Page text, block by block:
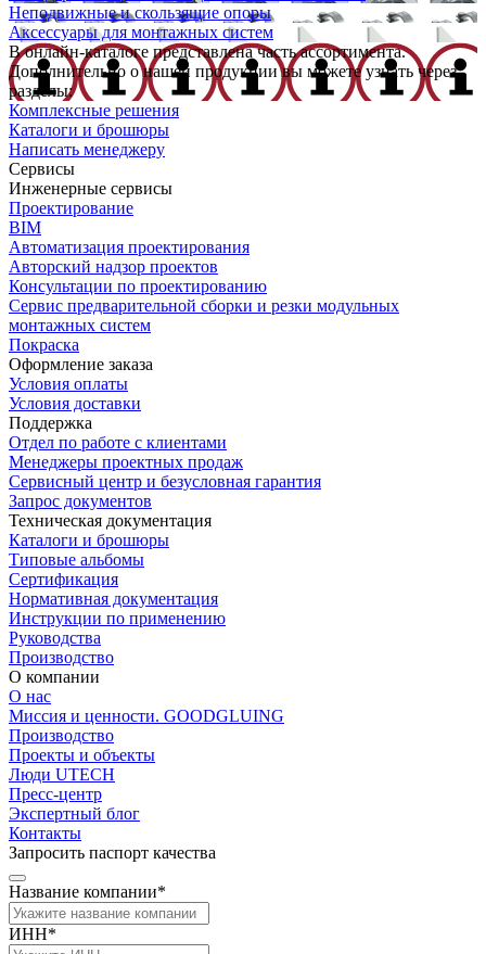
Неподвижные и скользящие опоры
Аксессуары для монтажных систем
В онлайн-каталоге представлена часть ассортимента.
Дополнительно о нашей продукции вы можете узнать через
разделы:
Комплексные решения
Каталоги и брошюры
Написать менеджеру
Сервисы
Инженерные сервисы
Проектирование
BIM
Автоматизация проектирования
Авторский надзор проектов
Консультации по проектированию
Сервис предварительной сборки и резки модульных
монтажных систем
Покраска
Оформление заказа
Условия оплаты
Условия доставки
Поддержка
Отдел по работе с клиентами
Менеджеры проектных продаж
Сервисный центр и безусловная гарантия
Запрос документов
Техническая документация
Каталоги и брошюры
Типовые альбомы
Сертификация
Нормативная документация
Инструкции по применению
Руководства
Производство
О компании
О нас
Миссия и ценности. GOODGLUING
Производство
Проекты и объекты
Люди UTECH
Пресс-центр
Экспертный блог
Контакты
Запросить паспорт качества
Название компании*
ИНН*